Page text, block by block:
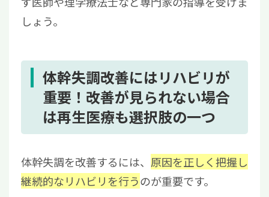
しょう。
体幹失調改善にはリハビリが
重要！改善が見られない場合
は再生医療も選択肢の一つ
体幹失調を改善するには、 原因を正しく把握し
継続的なリハビリを行うのが重要です。